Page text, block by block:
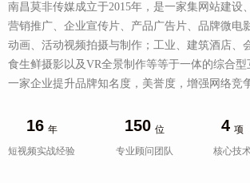
南昌莫非传媒成立于2015年，是一家集网站建设
营销推广、企业宣传片、产品广告片、品牌微电
动画、活动视频拍摄与制作；工业、建筑酒店、
食生鲜摄影以及VR全景制作等等于一体的综合
一家企业提升品牌知名度，美誉度，增强网络竞
16 年
短视频实战经验
150 位
专业顾问团队
4 项
核心技